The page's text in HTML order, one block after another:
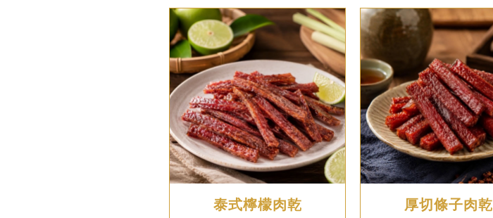
泰式檸檬肉乾 厚切條子肉乾